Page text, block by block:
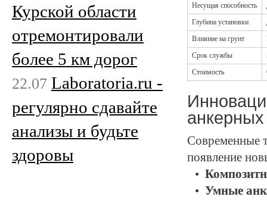
Несущая способность
Глубина установки
Влияние на грунт
Срок службы
Стоимость
Современные
появление
Умные
Курской области
отремонтировали
более 5 км дорог
22.07 Laboratoria.ru -
регулярно сдавайте
анализы и будьте
здоровы